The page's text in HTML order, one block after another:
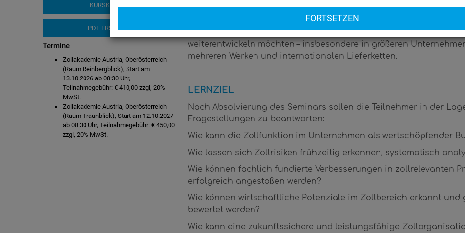
KURSKATALOG
PDF ERSTELLEN
Termine
Zollakademie Austria, Oberösterreich
(Raum Reinbergblick), Start am
13.10.2026 ab 08:30 Uhr,
Teilnahmegebühr: € 410,00 zzgl, 20%
MwSt.
Zollakademie Austria, Oberösterreich
(Raum Traunblick), Start am 12.10.2027
ab 08:30 Uhr, Teilnahmegebühr: € 450,00
zzgl, 20% MwSt.
Das Seminar richtet sich an Zoll-Fach- und Führungskräfte, die
in Industrieunternehmen betraut sind und diese strukturiert,
weiterentwickeln möchten – insbesondere in größeren
mehreren Werken und internationalen Lieferketten.
LERNZIEL
Nach Absolvierung des Seminars sollen die Teilnehmer in der
Fragestellungen zu beantworten:
Wie kann die Zollfunktion im Unternehmen als wertschöpfender
Wie lassen sich Zollrisiken frühzeitig erkennen, systematisch
Wie können fachlich fundierte Verbesserungen in zollrelevanten
erfolgreich angestoßen werden?
Wie können wirtschaftliche Potenziale im Zollbereich erkannt und
bewertet werden?
Wie kann eine zukunftssichere und leistungsfähige